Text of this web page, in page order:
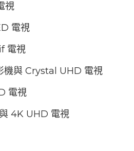
視
電視
電視
與 Crystal UHD 電視
電視
4K UHD 電視